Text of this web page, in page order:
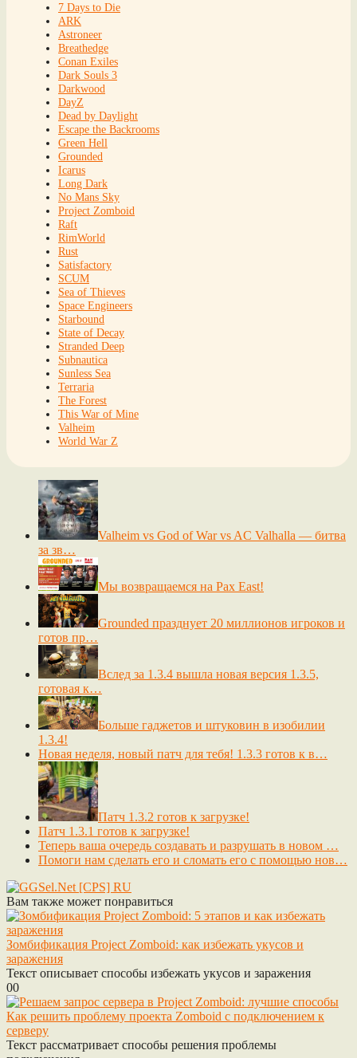
7 Days to Die
ARK
Astroneer
Breathedge
Conan Exiles
Dark Souls 3
Darkwood
DayZ
Dead by Daylight
Escape the Backrooms
Green Hell
Grounded
Icarus
Long Dark
No Mans Sky
Project Zomboid
Raft
RimWorld
Rust
Satisfactory
SCUM
Sea of Thieves
Space Engineers
Starbound
State of Decay
Stranded Deep
Subnautica
Sunless Sea
Terraria
The Forest
This War of Mine
Valheim
World War Z
Valheim vs God of War vs AC Valhalla — битва
за зв…
Мы возвращаемся на Pax East!
Grounded празднует 20 миллионов игроков и
готов пр…
Вслед за 1.3.4 вышла новая версия 1.3.5,
готовая к…
Больше гаджетов и штуковин в изобилии
1.3.4!
Новая неделя, новый патч для тебя! 1.3.3 готов к в…
Патч 1.3.2 готов к загрузке!
Патч 1.3.1 готов к загрузке!
Теперь ваша очередь создавать и разрушать в новом …
Помоги нам сделать его и сломать его с помощью нов…
Вам также может понравиться
Зомбификация Project Zomboid: как избежать укусов и
заражения
Текст описывает способы избежать укусов и заражения
00
Как решить проблему проекта Zomboid с подключением к
серверу
Текст рассматривает способы решения проблемы